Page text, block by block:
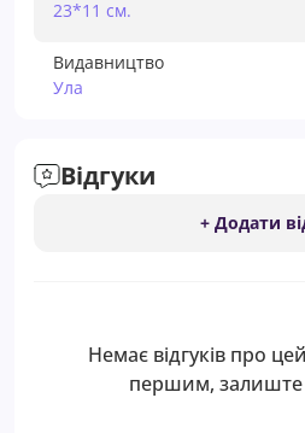
23*11 см.
Видавництво
Ула
Відгуки
+ Додати
Немає відгуків про
першим, залиште